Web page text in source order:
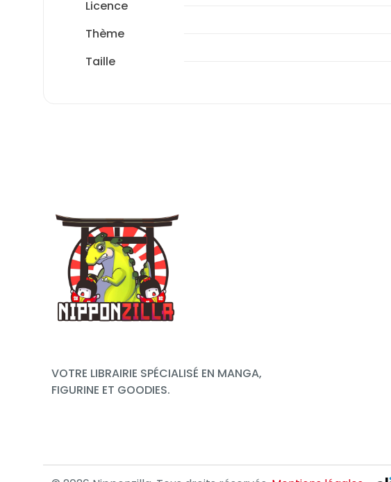
Licence
Thème
Taille
VOTRE LIBRAIRIE SPÉCIALISÉ EN MANGA,
FIGURINE ET GOODIES.